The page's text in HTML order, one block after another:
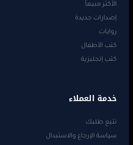
الأكثر مبيعاً
إصدارات جديدة
روايات
كتب الأطفال
كتب إنجليزية
خدمة العملاء
تتبع طلبك
سياسة الإرجاع والاستبدال